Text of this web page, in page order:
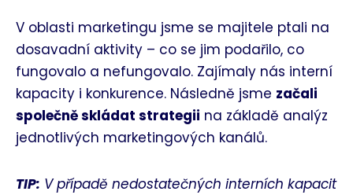
V oblasti marketingu jsme se majitele ptali na
dosavadní aktivity – co se jim podařilo, co
fungovalo a nefungovalo. Zajímaly nás interní
kapacity i konkurence. Následně jsme začali
společně skládat strategii na základě analýz
jednotlivých marketingových kanálů.
TIP: V případě nedostatečných interních kapacit